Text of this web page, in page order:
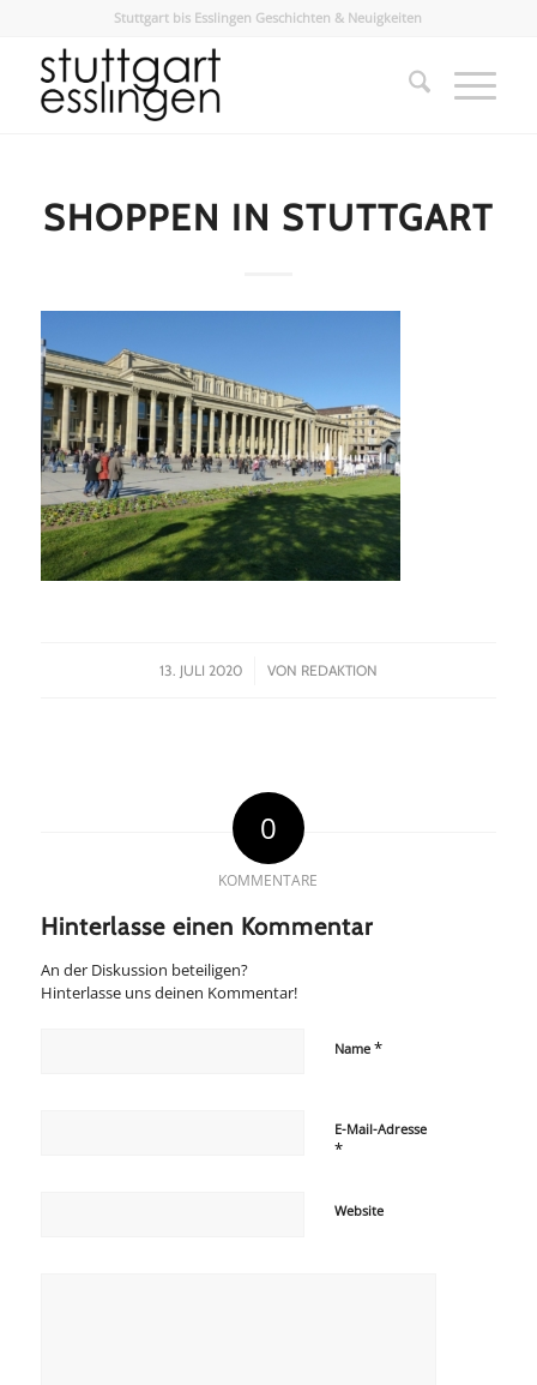
Stuttgart bis Esslingen Geschichten & Neuigkeiten
SHOPPEN IN STUTTGART
13. JULI 2020
/ VON REDAKTION
0
KOMMENTARE
Hinterlasse einen Kommentar
An der Diskussion beteiligen?
Hinterlasse uns deinen Kommentar!
Name *
E-Mail-Adresse
*
Website